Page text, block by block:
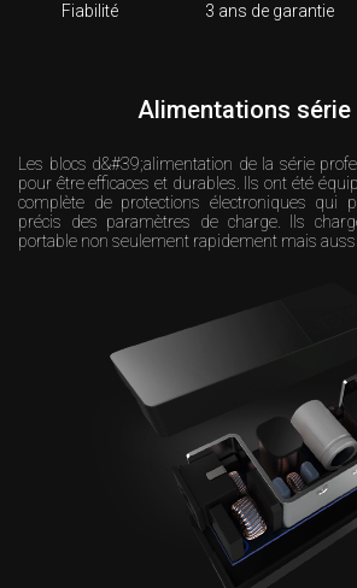
Fiabilité 3 ans de garantie
Alimentations série
Les blocs d&#39;alimentation de la série
pour être efficaces et durables. Ils ont été
complète de protections électroniques qui
précis des paramètres de charge. Ils
portable non seulement rapidement mais